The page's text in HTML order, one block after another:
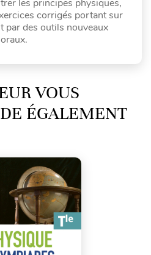
les principes physiques,
corrigés portant sur
par des outils nouveaux
VOUS
ÉGALEMENT